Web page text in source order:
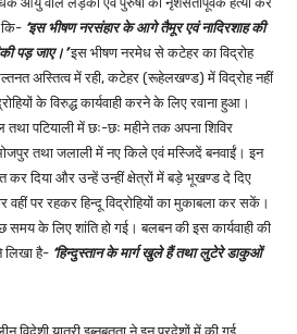
कि- ‘इस भीषण नरसंहार के आगे तैमूर एवं नादिरशाह की
पड़ जाए।’इस भीषण नरमेध से कटेहर का विद्रोह
अस्तित्व में रही, कटेहर (रूहेलखण्ड) में विद्रोह नहीं
के विरुद्ध कार्यवाही करने के लिए रवाना हुआ।
पटियाली में छः-छः महीने तक अपना शिविर
तथा जलाली में नए किले एवं मस्जिदें बनवाईं। इन
कर दिया और उन्हें उन्हीं क्षेत्रों में बड़े भूखण्ड दे दिए
वहीं पर रहकर हिन्दू विद्रोहियों का मुकाबला कर सकें।
समय के लिए शांति हो गई। बलबन की इस कार्यवाही की
लिखा है- ‘हिन्दुस्तान के मार्ग खुले हैं तथा लुटेरे डाकुओं